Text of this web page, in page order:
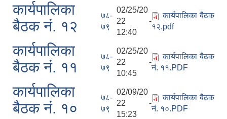
कार्यपालिका
बैठक नं. १२
७८-
७९
02/25/20
22 -
12:40
कार्यपालिका बैठक
१२.pdf
कार्यपालिका
बैठक नं. ११
७८-
७९
02/25/20
22 -
10:45
कार्यपालिका बैठक
नं. ११.PDF
कार्यपालिका
बैठक नं. १०
७८-
७९
02/09/20
22 -
15:23
कार्यपालिका बैठक
नं. १०.PDF